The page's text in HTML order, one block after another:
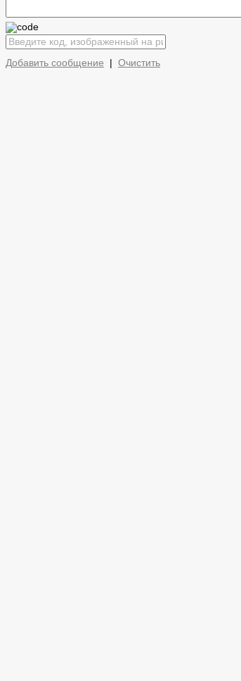
Добавить сообщение Очистить